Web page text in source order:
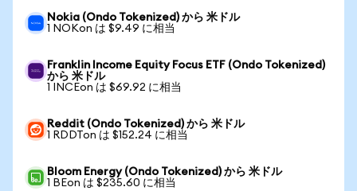
Nokia (Ondo Tokenized) から 米ドル
1 NOKon は $9.49 に相当
Franklin Income Equity Focus ETF (Ondo Tokenized)
から 米ドル
1 INCEon は $69.92 に相当
Reddit (Ondo Tokenized) から 米ドル
1 RDDTon は $152.24 に相当
Bloom Energy (Ondo Tokenized) から 米ドル
1 BEon は $235.60 に相当